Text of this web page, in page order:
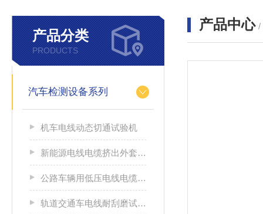
产品分类
PRODUCTS
汽车检测设备系列
机车电线动态切通试验机
新能源电线电缆挤出外套刮磨试验仪
公路车辆用低压电线电缆耐刮磨试验机
轨道交通车电线耐刮磨试验机
产品中心 /